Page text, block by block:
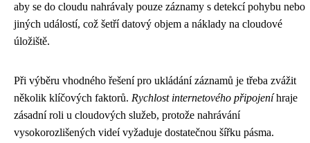
aby se do cloudu nahrávaly pouze záznamy s detekcí pohybu nebo
jiných událostí, což šetří datový objem a náklady na cloudové
úložiště.
Při výběru vhodného řešení pro ukládání záznamů je třeba zvážit
několik klíčových faktorů. Rychlost internetového připojeníhraje
zásadní roli u cloudových služeb, protože nahrávání
vysokorozlišených videí vyžaduje dostatečnou šířku pásma.